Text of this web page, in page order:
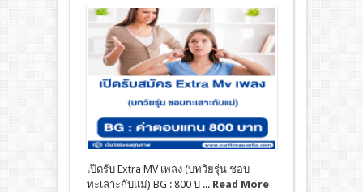
เปิดรับ Extra MV เพลง (บทวัยรุ่น ชอบ
ทะเลาะกับแม่) BG : 800 บ ... Read More